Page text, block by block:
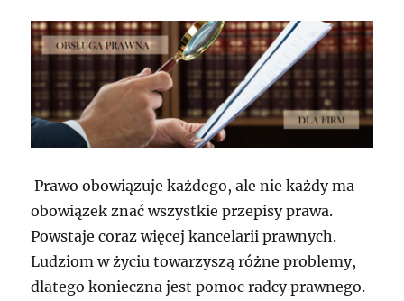
Prawo obowiązuje każdego, ale nie każdy ma
obowiązek znać wszystkie przepisy prawa.
Powstaje coraz więcej kancelarii prawnych.
Ludziom w życiu towarzyszą różne problemy,
dlatego konieczna jest pomoc radcy prawnego.